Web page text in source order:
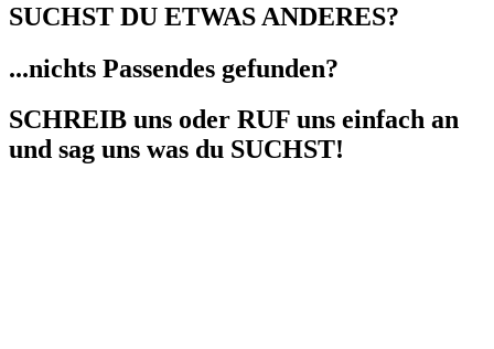
SUCHST DU ETWAS ANDERES?
...nichts Passendes gefunden?
SCHREIB uns oder RUF uns einfach an
und sag uns was du SUCHST!